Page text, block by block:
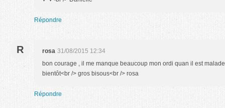
Répondre
R rosa 31/08/2015 12:34
bon courage , il me manque beaucoup mon ordi quan il est
bientôt<br /> gros bisous<br /> rosa
Répondre